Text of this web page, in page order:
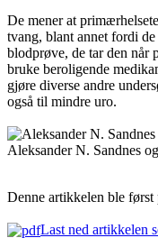
De mener at
tvang, blant annet fordi
blodprøve, de tar den når
bruke beroligende
gjøre diverse andre
også til mindre uro.
Aleksander N. Sandnes
Denne artikkelen ble
Last ned artikkelen